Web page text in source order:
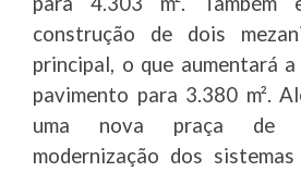
construção de dois
principal, o que aumentará
pavimento para 3.380 m².
uma nova praça de
modernização dos